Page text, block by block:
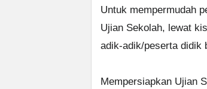
Untuk mempermudah
Ujian Sekolah, lewat
adik-adik/peserta didik
Mempersiapkan Ujian